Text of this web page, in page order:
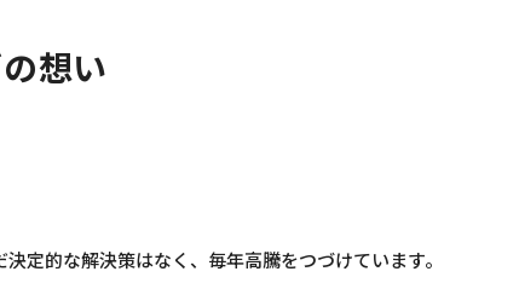
想い
定的な解決策はなく、毎年高騰をつづけています。